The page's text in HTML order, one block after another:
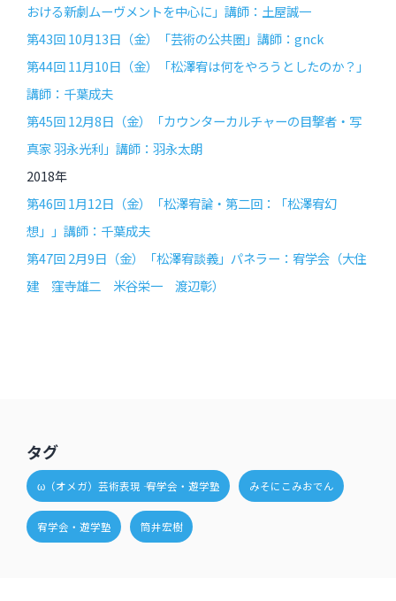
おける新劇ムーヴメントを中心に」講師：土屋誠一
第43回 10月13日（金）「芸術の公共圏」講師：gnck
第44回 11月10日（金）「松澤宥は何をやろうとしたのか？」
講師：千葉成夫
第45回 12月8日（金）「カウンターカルチャーの目撃者・写
真家 羽永光利」講師：羽永太朗
2018年
第46回 1月12日（金）「松澤宥論・第二回：「松澤宥幻
想」」講師：千葉成夫
第47回 2月9日（金）「松澤宥談義」パネラー：宥学会（大住
建 窪寺雄二 米谷栄一 渡辺彰）
タグ
ω（オメガ）芸術表現 ―― 宥学会・遊学塾 みそにこみおでん
宥学会・遊学塾 筒井宏樹